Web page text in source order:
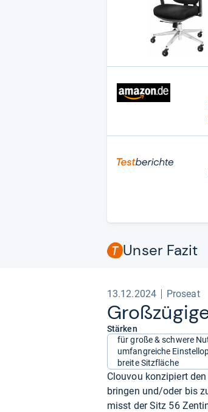
Unser Fazit
13.12.2024 Proseat
Stärken
für große & schwere
umfangreiche
breite Sitzfläche
Clouvou konzipiert
bringen und/oder bis
misst der Sitz 56